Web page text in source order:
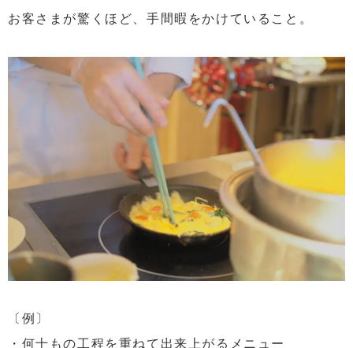
お客さまが驚くほど、手間暇をかけていること。
〔例〕
・何十もの工程を重ねて出来上がるメニュー